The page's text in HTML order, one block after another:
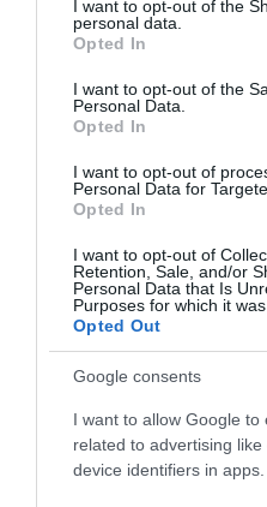
not limited to your visit or
grant or deny consent to
use your data for below
consent section.
I want to opt-out of the
personal data.
Opted In
I want to opt-out of the
Personal Data.
Opted In
I want to opt-out of
Personal Data for
Opted In
I want to opt-out of
Retention, Sale, and/or
Personal Data that Is
Purposes for which it was
Opted Out
Google consents
I want to allow Google to
related to advertising
device identifiers in apps.
Győrből jön az Audi
Tényleg lesz Audi